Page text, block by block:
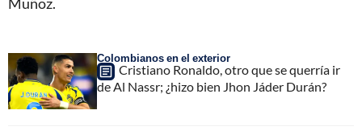
Colombianos en el exterior
Cristiano Ronaldo, otro que se querría ir
de Al Nassr; ¿hizo bien Jhon Jáder Durán?